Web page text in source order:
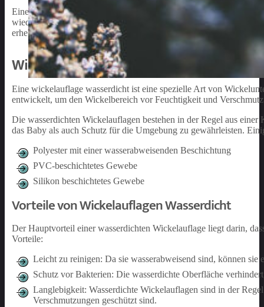
Eine wasserdichte Wickelauflage ist nicht nur praktisch, sondern
wiederverwendbar, was hilft, Müll und Abfall zu reduzieren. Die
erheblich und ermöglicht es Eltern, sich auf das Wohlbefinden und
Wickelauflage Wasserdicht: Was Ist Das?
Eine wickelauflage wasserdicht ist eine spezielle Art von
entwickelt, um den Wickelbereich vor Feuchtigkeit und
Die wasserdichten Wickelauflagen bestehen in der Regel aus
das Baby als auch Schutz für die Umgebung zu gewährleisten.
Polyester mit einer wasserabweisenden Beschichtung
PVC-beschichtetes Gewebe
Silikon beschichtetes Gewebe
Vorteile von Wickelauflagen Wasserdicht
Der Hauptvorteil einer wasserdichten Wickelauflage liegt darin,
Vorteile:
Leicht zu reinigen: Da sie wasserabweisend sind, können
Schutz vor Bakterien: Die wasserdichte Oberfläche
Langlebigkeit: Wasserdichte Wickelauflagen sind in der
Verschmutzungen geschützt sind.